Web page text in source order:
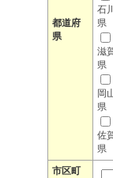
都道府
県
石川
県
滋
県
岡
県
佐
県
市区町